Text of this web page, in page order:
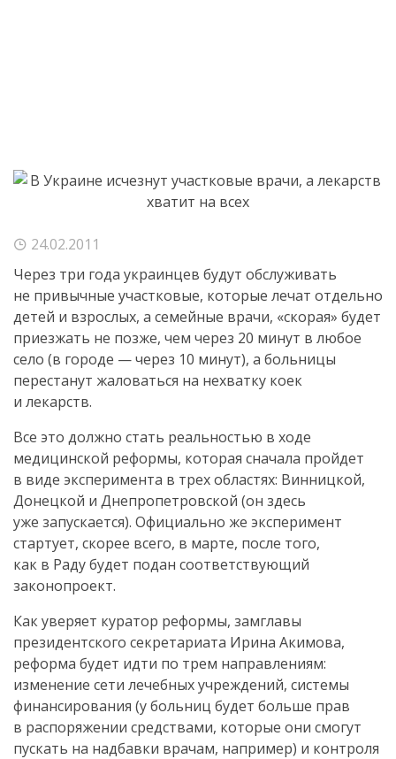
24.02.2011
Через три года украинцев будут обслуживать
не привычные участковые, которые лечат отдельно
детей и взрослых, а семейные врачи, «скорая» будет
приезжать не позже, чем через 20 минут в любое
село (в городе — через 10 минут), а больницы
перестанут жаловаться на нехватку коек
и лекарств.
Все это должно стать реальностью в ходе
медицинской реформы, которая сначала пройдет
в виде эксперимента в трех областях: Винницкой,
Донецкой и Днепропетровской (он здесь
уже запускается). Официально же эксперимент
стартует, скорее всего, в марте, после того,
как в Раду будет подан соответствующий
законопроект.
Как уверяет куратор реформы, замглавы
президентского секретариата Ирина Акимова,
реформа будет идти по трем направлениям:
изменение сети лечебных учреждений, системы
финансирования (у больниц будет больше прав
в распоряжении средствами, которые они смогут
пускать на надбавки врачам, например) и контроля